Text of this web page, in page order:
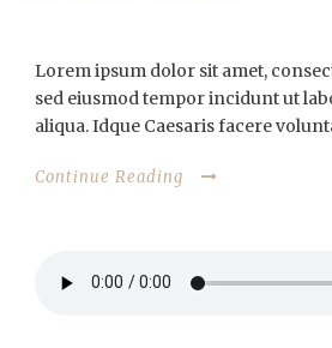
Lorem ipsum dolor sit amet,
sed eiusmod tempor incidunt ut
aliqua. Idque Caesaris facere
Continue Reading